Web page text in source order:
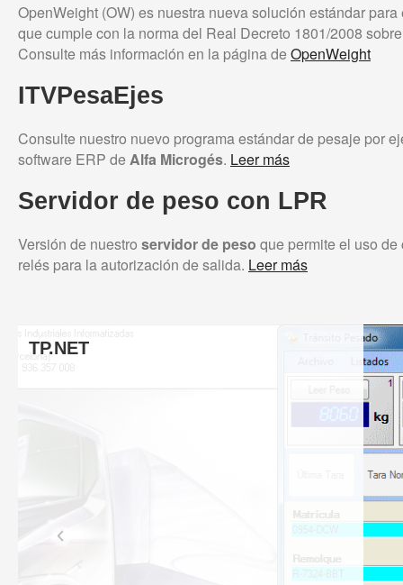
OpenWeight (OW) es nuestra nueva solución estándar
que cumple con la norma del Real Decreto 1801/2008
Consulte más información en la página de OpenWeight
ITVPesaEjes
Consulte nuestro nuevo programa estándar de pesaje por
software ERP de Alfa Microgés. Leer más
Servidor de peso con LPR
Versión de nuestro servidor de peso que permite el uso
relés para la autorización de salida. Leer más
TP.NET